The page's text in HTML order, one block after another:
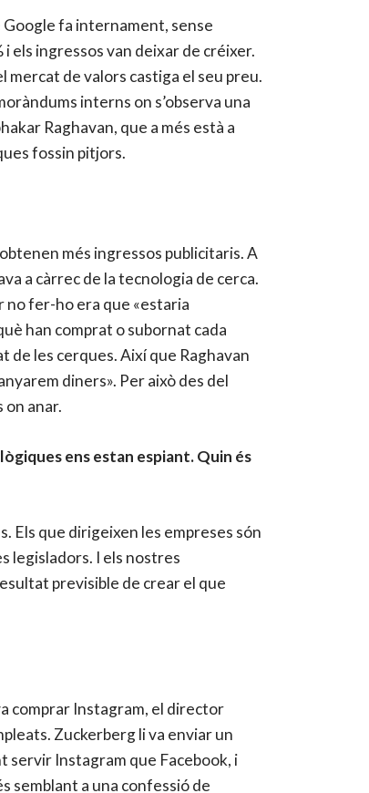
Google fa internament, sense
els ingressos van deixar de créixer.
mercat de valors castiga el seu preu.
interns on s’observa una
Raghavan, que a més està a
fossin pitjors.
més ingressos publicitaris. A
a càrrec de la tecnologia de cerca.
no fer-ho era que «estaria
han comprat o subornat cada
de les cerques. Així que Raghavan
diners». Per això des del
on anar.
ens estan espiant. Quin és
Els que dirigeixen les empreses són
legisladors. I els nostres
previsible de crear el que
comprar Instagram, el director
Zuckerberg li va enviar un
servir Instagram que Facebook, i
semblant a una confessió de